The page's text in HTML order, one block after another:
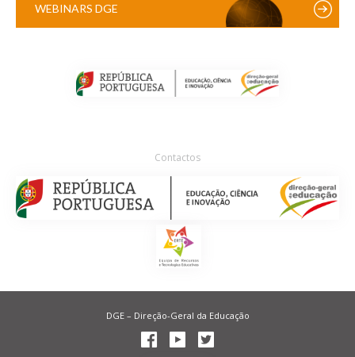
WEBINARS DGE
Contactos
DGE – Direção-Geral da Educação